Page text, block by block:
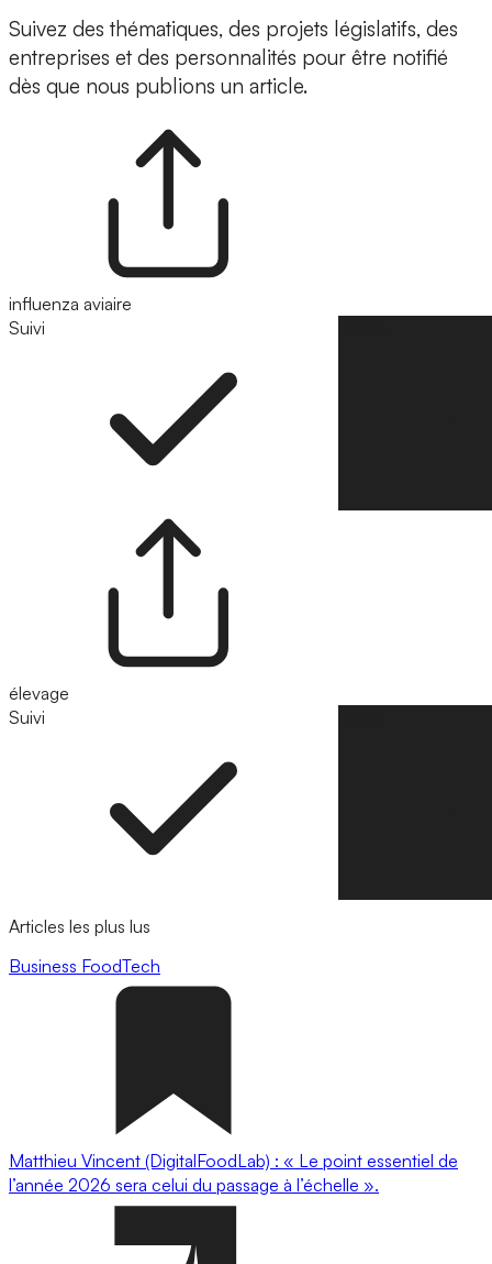
Suivez des thématiques, des projets législatifs, des
entreprises et des personnalités pour être notifié
dès que nous publions un article.
influenza aviaire
Suivi
élevage
Suivi
Articles les plus lus
Business FoodTech
Matthieu Vincent (DigitalFoodLab) : « Le point essentiel de
l’année 2026 sera celui du passage à l’échelle ».